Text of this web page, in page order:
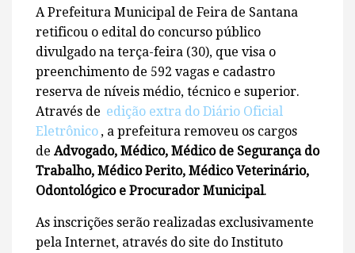
A Prefeitura Municipal de Feira de Santana
retificou o edital do concurso público
divulgado na terça-feira (30), que visa o
preenchimento de 592 vagas e cadastro
reserva de níveis médio, técnico e superior.
Através de edição extra do Diário Oficial
Eletrônico , a prefeitura removeu os cargos
de Advogado, Médico, Médico de Segurança do
Trabalho, Médico Perito, Médico Veterinário,
Odontológico e Procurador Municipal.
As inscrições serão realizadas exclusivamente
pela Internet, através do site do Instituto